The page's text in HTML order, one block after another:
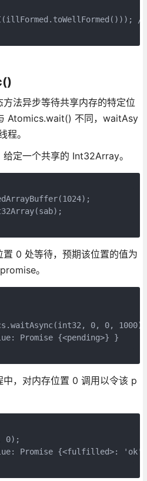
//
法异步等待共享内存的特定位
Atomics.wait() 不同，waitAsy
程。
定一个共享的 Int32Array。
0 处等待，预期该位置的值为
。
0, 0, 1000);
Promise {<pending>} }
，对内存位置 0 调用以令该 p
0);
Promise {<fulfilled>: